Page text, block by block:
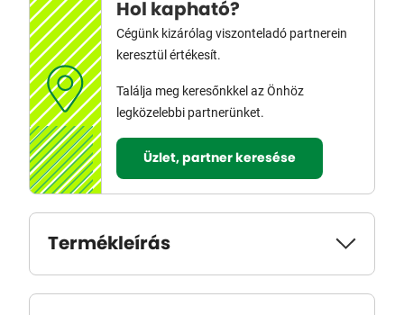
Hol kapható?
Cégünk kizárólag viszonteladó partnerein
keresztül értékesít.
Találja meg keresőnkkel az Önhöz
legközelebbi partnerünket.
Üzlet, partner keresése
Termékleírás